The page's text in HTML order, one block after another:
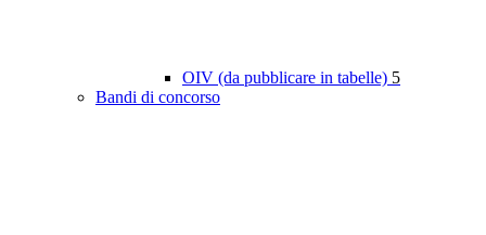
OIV (da pubblicare in tabelle) 5
Bandi di concorso